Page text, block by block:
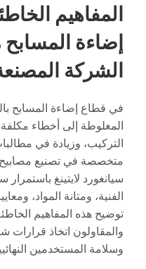
المفاهيم
إضاءة
الشركة
في قطاع إضاءة المسابح
المغلوطة إلى أخطاء
التركيب، وزيادة في
سيانغورد لايتينغ
الفنية، ومتانة المواد،
توضيح هذه المفاهيم
والمقاولون اتخاذ
وسلامة المستخدمين